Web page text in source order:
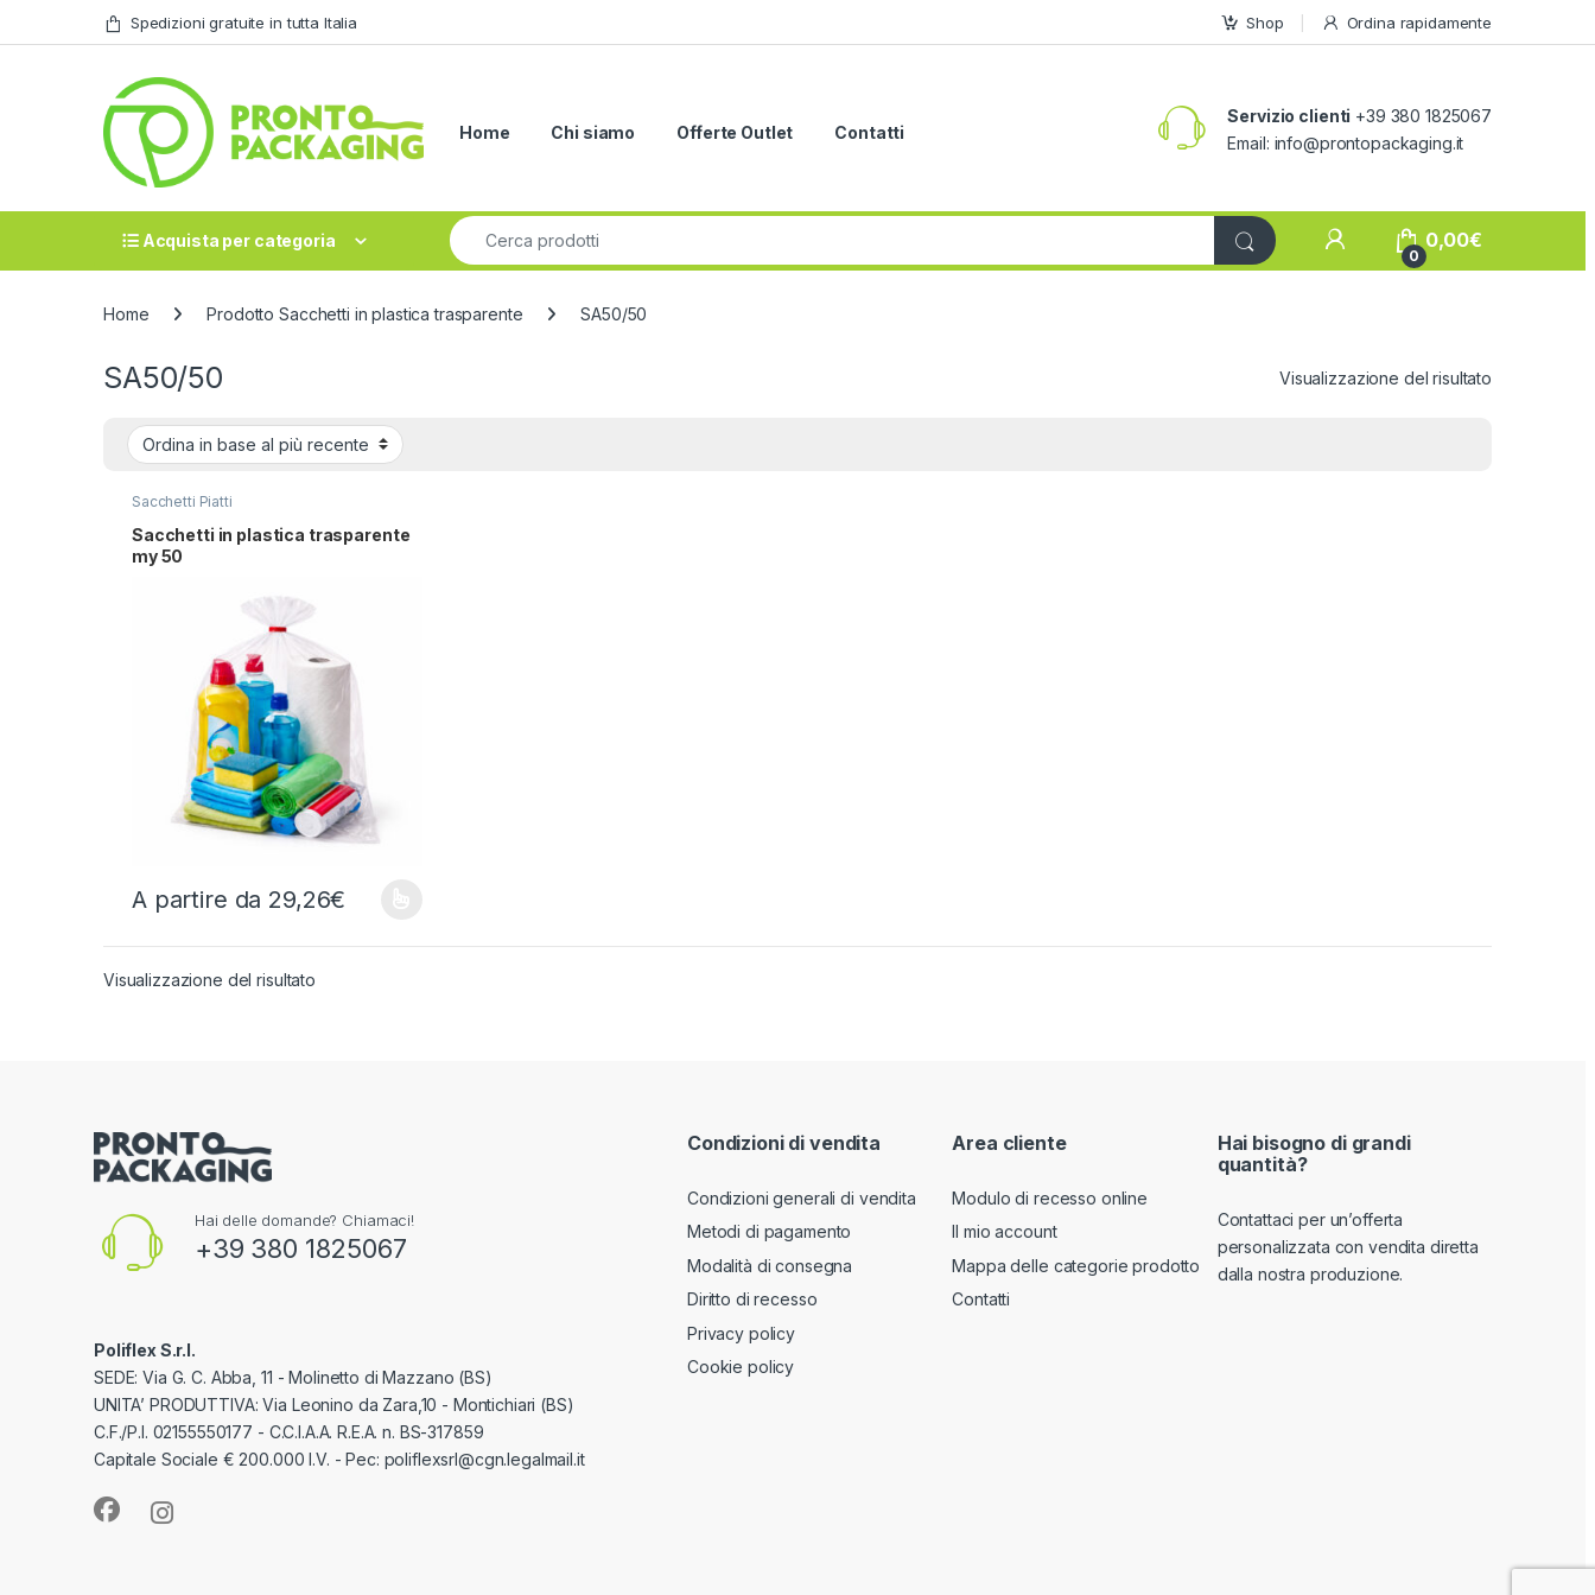
Skip to navigation
Skip to content Spedizioni gratuite in tutta Italia Shop Ordina rapidamente
Home Chi siamo Offerte Outlet Contatti
Servizio clienti +39 380 1825067
Email: info@prontopackaging.it
Acquista per categoria
Search for:
My Account
0
0,00€
Home Prodotto Sacchetti in plastica trasparente SA50/50
SA50/50 Visualizzazione del risultato
Sacchetti Piatti
Sacchetti in plastica trasparente
my 50
A partire da 29,26€
Questo prodotto ha più varianti. Le opzioni possono essere scelte nella pagina del prodotto
Visualizzazione del risultato
Hai delle domande? Chiamaci!
+39 380 1825067
Poliflex S.r.l.
SEDE: Via G. C. Abba, 11 - Molinetto di Mazzano (BS)
UNITA’ PRODUTTIVA: Via Leonino da Zara,10 - Montichiari (BS)
C.F./P.I. 02155550177 - C.C.I.A.A. R.E.A. n. BS-317859
Capitale Sociale € 200.000 I.V. - Pec: poliflexsrl@cgn.legalmail.it
Condizioni di vendita
Condizioni generali di vendita
Metodi di pagamento
Modalità di consegna
Diritto di recesso
Privacy policy
Cookie policy
Area cliente
Modulo di recesso online
Il mio account
Mappa delle categorie prodotto
Contatti
Hai bisogno di grandi
quantità?
Contattaci per un’offerta
personalizzata con vendita diretta
dalla nostra produzione.